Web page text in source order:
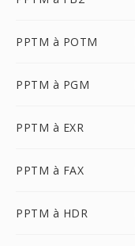
PPTM à POTM
PPTM à PGM
PPTM à EXR
PPTM à FAX
PPTM à HDR